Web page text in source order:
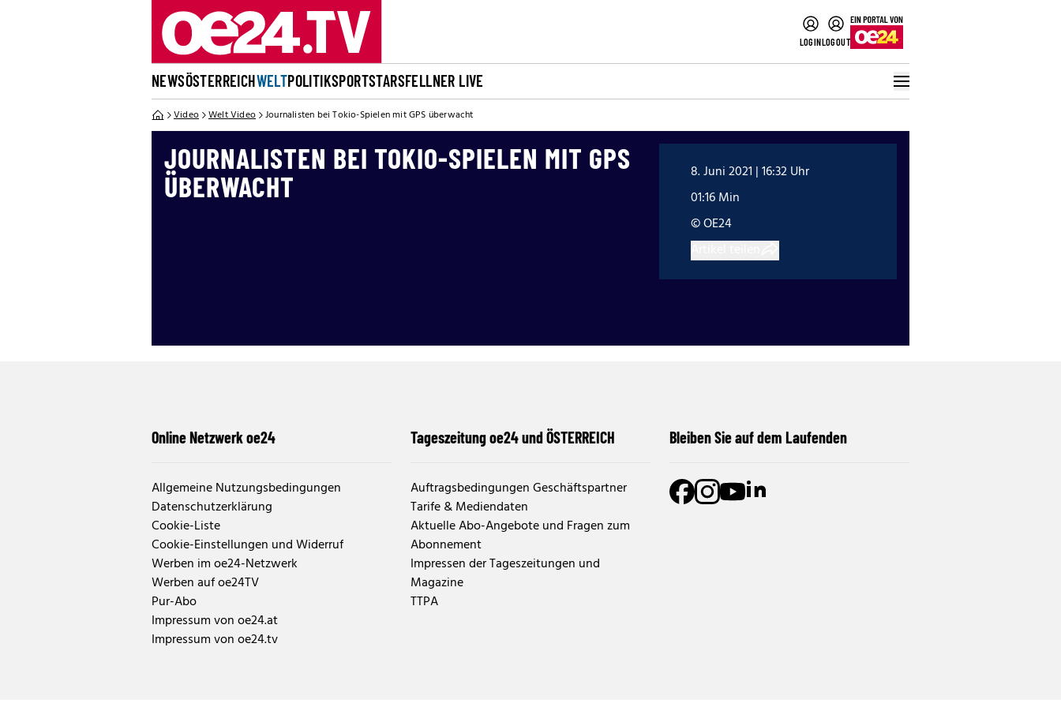
LOGINLOGOUT
NEWSÖSTERREICHWELTPOLITIKSPORTSTARSFELLNER LIVE
Video Welt Video Journalisten bei Tokio-Spielen mit GPS überwacht
JOURNALISTEN BEI TOKIO-SPIELEN MIT GPS
ÜBERWACHT
8. Juni 2021 | 16:32 Uhr
01:16 Min
© OE24
Online Netzwerk oe24
Allgemeine Nutzungsbedingungen
Datenschutzerklärung
Cookie-Liste
Cookie-Einstellungen und Widerruf
Werben im oe24-Netzwerk
Werben auf oe24TV
Pur-Abo
Impressum von oe24.at
Impressum von oe24.tv
Tageszeitung oe24 und ÖSTERREICH
Auftragsbedingungen Geschäftspartner
Tarife & Mediendaten
Aktuelle Abo-Angebote und Fragen zum
Abonnement
Impressen der Tageszeitungen und
Magazine
TTPA
Bleiben Sie auf dem Laufenden